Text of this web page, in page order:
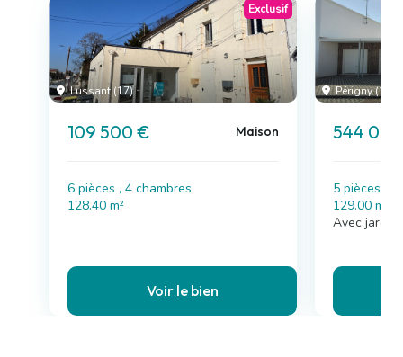
Lussant (17)
Exclusif
109 500 € Maison
6 pièces , 4 chambres
128.40 m²
Voir le bien
Périgny (17)
544
5 pièces , 4
129.00 m²
Avec